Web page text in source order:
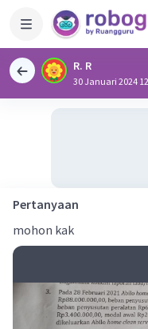
R. R
30 Januari 2024
Pertanyaan
mohon kak